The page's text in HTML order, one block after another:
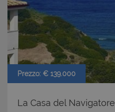
Prezzo: € 139.000
La Casa del Navigatore